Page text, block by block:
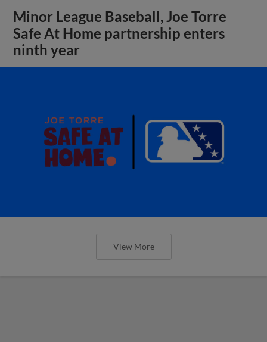
Minor League Baseball, Joe Torre
Safe At Home partnership enters
ninth year
View More